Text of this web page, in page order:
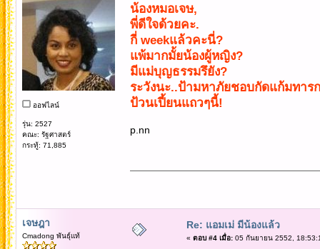
ออฟไลน์
รุ่น: 2527
คณะ: รัฐศาสตร์
กระทู้: 71,885
น้องหมอเจษ,
พี่ดีใจด้วยคะ.
กี่ weekแล้วคะนี่?
แพ้มากมั้ยน้องผู้หญิง?
มีแม่บุญธรรมรึยัง?
ระวังนะ..ป้ามหาภัยชอบกัดแก้มทารก
ป้วนเปี้ยนแถวๆนี้!
p.nn
เจษฎา
Cmadong พันธุ์แท้
Re: แอมเม่ มีน้องแล้ว
« ตอบ #4 เมื่อ:05 กันยายน 2552,